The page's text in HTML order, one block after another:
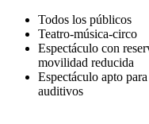
Todos los públicos
Teatro-música-circo
Espectáculo con
movilidad reducida
Espectáculo apto
auditivos